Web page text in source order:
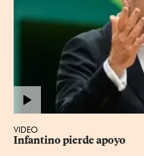
VIDEO
Infantino pierde apoyo